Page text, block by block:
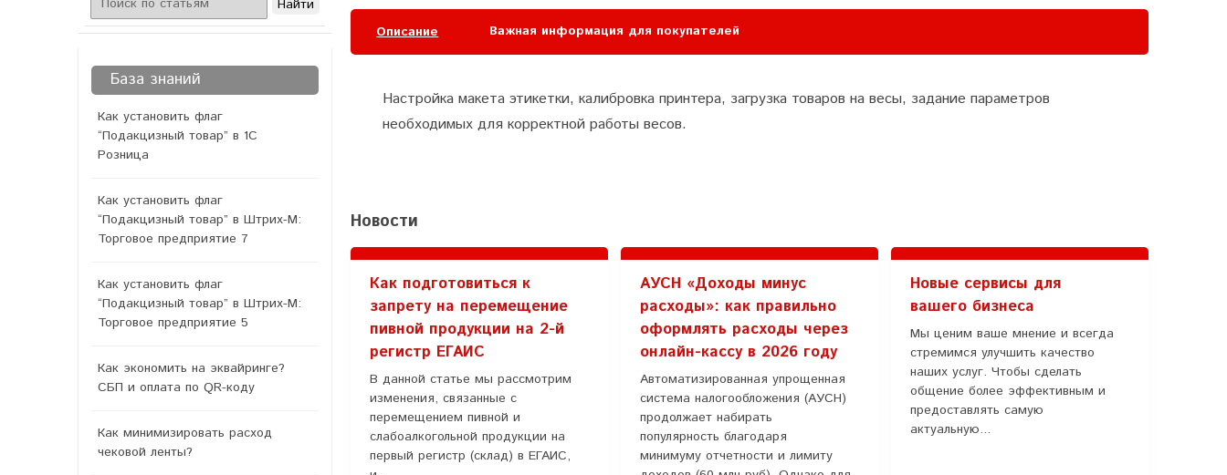
База знаний
Как установить флаг
“Подакцизный товар” в 1С
Розница
Как установить флаг
“Подакцизный товар” в Штрих-М:
Торговое предприятие 7
Как установить флаг
“Подакцизный товар” в Штрих-М:
Торговое предприятие 5
Как экономить на эквайринге?
СБП и оплата по QR-коду
Как минимизировать расход
чековой ленты?
Описание Важная информация для покупателей
Настройка макета этикетки, калибровка принтера, загрузка товаров на весы, задание параметров
необходимых для корректной работы весов.
Новости
Как подготовиться к
запрету на перемещение
пивной продукции на 2-й
регистр ЕГАИС
В данной статье мы рассмотрим
изменения, связанные с
перемещением пивной и
слабоалкогольной продукции на
первый регистр (склад) в ЕГАИС,
АУСН «Доходы минус
расходы»: как правильно
оформлять расходы через
онлайн-кассу в 2026 году
Автоматизированная упрощенная
система налогообложения (АУСН)
продолжает набирать
популярность благодаря
минимуму отчетности и лимиту
Новые сервисы для
вашего бизнеса
Мы ценим ваше мнение и всегда
стремимся улучшить качество
наших услуг. Чтобы сделать
общение более эффективным и
предоставлять самую
актуальную...